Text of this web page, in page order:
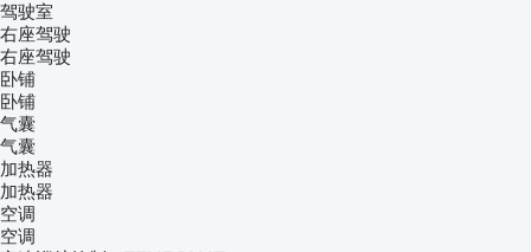
驾驶室
右座驾驶
右座驾驶
卧铺
卧铺
气囊
气囊
加热器
加热器
空调
空调